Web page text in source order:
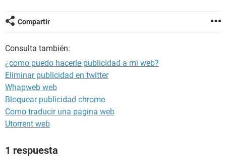
Compartir
Consulta también:
¿como puedo hacerle publicidad a mi web?
Eliminar publicidad en twitter
Whapweb web
Bloquear publicidad chrome
Como traducir una pagina web
Utorrent web
1 respuesta